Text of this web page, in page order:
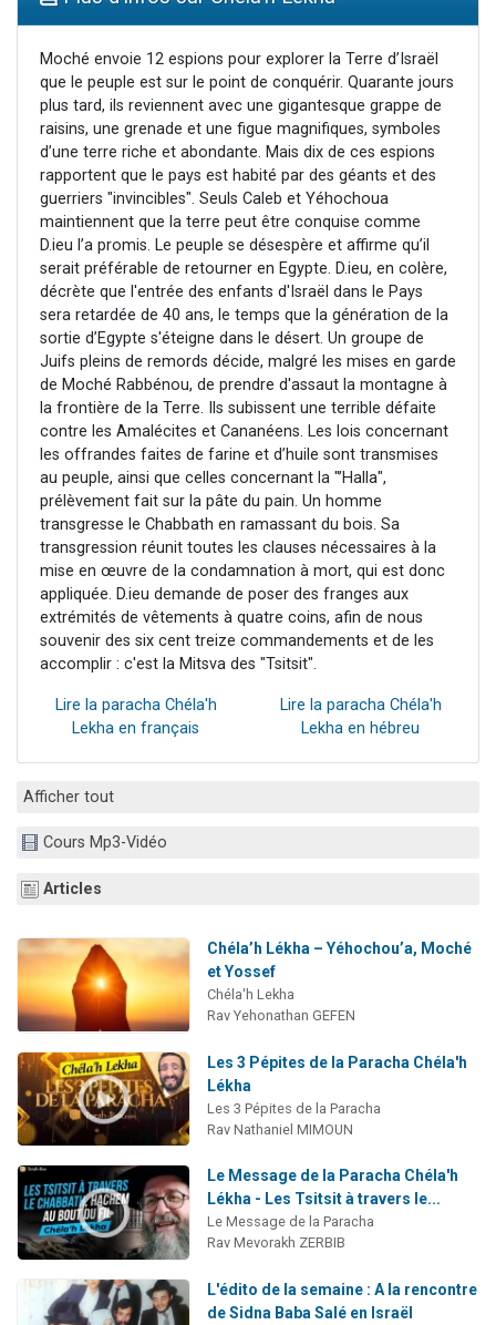
12 nouvelles musiques dans Torah-Box Music
3 personnes viennent de nous rejoindre sur WhatsApp
Moché envoie 12 espions pour explorer la Terre d’Israël
que le peuple est sur le point de conquérir. Quarante jours
plus tard, ils reviennent avec une gigantesque grappe de
raisins, une grenade et une figue magnifiques, symboles
d’une terre riche et abondante. Mais dix de ces espions
rapportent que le pays est habité par des géants et des
guerriers "invincibles". Seuls Caleb et Yéhochoua
maintiennent que la terre peut être conquise comme
D.ieu l’a promis. Le peuple se désespère et affirme qu’il
serait préférable de retourner en Egypte. D.ieu, en colère,
décrète que l'entrée des enfants d'Israël dans le Pays
sera retardée de 40 ans, le temps que la génération de la
sortie d’Egypte s'éteigne dans le désert. Un groupe de
Juifs pleins de remords décide, malgré les mises en garde
de Moché Rabbénou, de prendre d'assaut la montagne à
la frontière de la Terre. Ils subissent une terrible défaite
contre les Amalécites et Cananéens. Les lois concernant
les offrandes faites de farine et d’huile sont transmises
au peuple, ainsi que celles concernant la "’Halla",
prélèvement fait sur la pâte du pain. Un homme
transgresse le Chabbath en ramassant du bois. Sa
transgression réunit toutes les clauses nécessaires à la
mise en œuvre de la condamnation à mort, qui est donc
appliquée. D.ieu demande de poser des franges aux
extrémités de vêtements à quatre coins, afin de nous
souvenir des six cent treize commandements et de les
accomplir : c'est la Mitsva des "Tsitsit".
Lire la paracha Chéla'h
Lekha en français
Lire la paracha Chéla'h
Lekha en hébreu
Afficher tout
Cours Mp3-Vidéo
Articles
Chéla’h Lékha – Yéhochou’a, Moché
et Yossef
Chéla'h Lekha
Rav Yehonathan GEFEN
Les 3 Pépites de la Paracha Chéla'h
Lékha
Les 3 Pépites de la Paracha
Rav Nathaniel MIMOUN
Le Message de la Paracha Chéla'h
Lékha - Les Tsitsit à travers le...
Le Message de la Paracha
Rav Mevorakh ZERBIB
L'édito de la semaine : A la rencontre
de Sidna Baba Salé en Israël